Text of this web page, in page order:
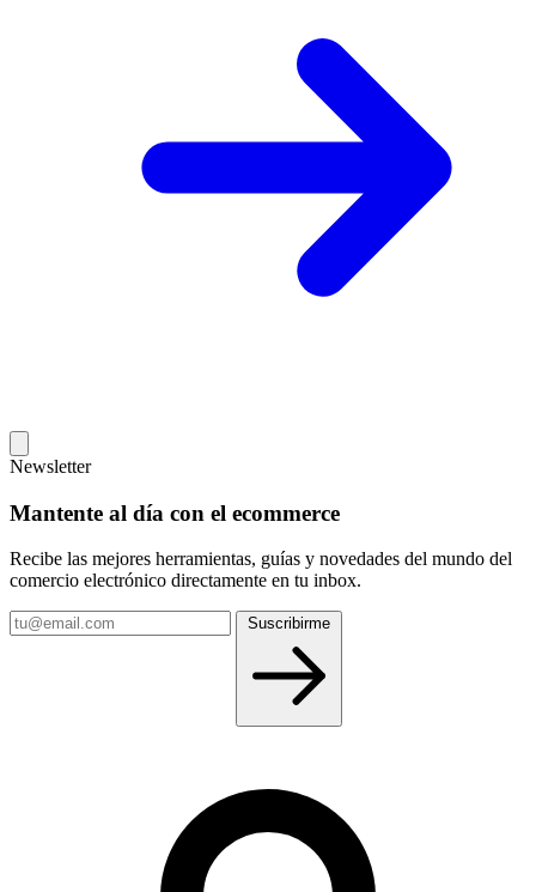
Newsletter
Mantente al día con el ecommerce
Recibe las mejores herramientas, guías y novedades del mundo del
comercio electrónico directamente en tu inbox.
Tu
email
Suscribirme